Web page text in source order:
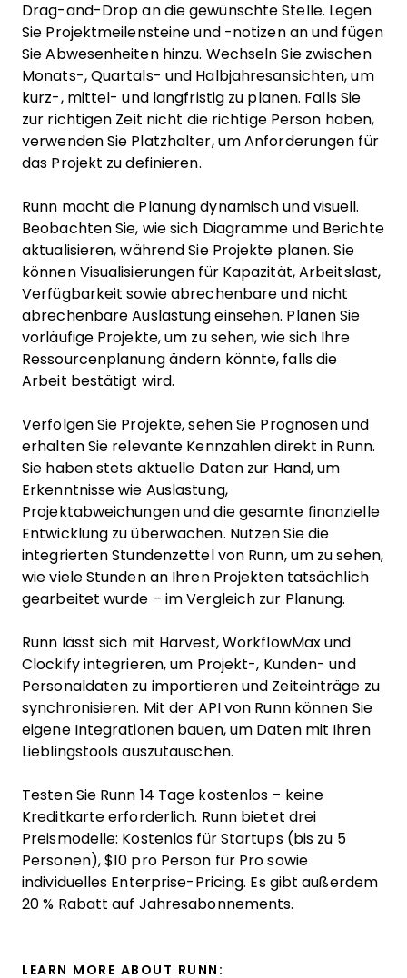
Drag-and-Drop an die gewünschte Stelle. Legen
Sie Projektmeilensteine und -notizen an und fügen
Sie Abwesenheiten hinzu. Wechseln Sie zwischen
Monats-, Quartals- und Halbjahresansichten, um
kurz-, mittel- und langfristig zu planen. Falls Sie
zur richtigen Zeit nicht die richtige Person haben,
verwenden Sie Platzhalter, um Anforderungen für
das Projekt zu definieren.
Runn macht die Planung dynamisch und visuell.
Beobachten Sie, wie sich Diagramme und Berichte
aktualisieren, während Sie Projekte planen. Sie
können Visualisierungen für Kapazität, Arbeitslast,
Verfügbarkeit sowie abrechenbare und nicht
abrechenbare Auslastung einsehen. Planen Sie
vorläufige Projekte, um zu sehen, wie sich Ihre
Ressourcenplanung ändern könnte, falls die
Arbeit bestätigt wird.
Verfolgen Sie Projekte, sehen Sie Prognosen und
erhalten Sie relevante Kennzahlen direkt in Runn.
Sie haben stets aktuelle Daten zur Hand, um
Erkenntnisse wie Auslastung,
Projektabweichungen und die gesamte finanzielle
Entwicklung zu überwachen. Nutzen Sie die
integrierten Stundenzettel von Runn, um zu sehen,
wie viele Stunden an Ihren Projekten tatsächlich
gearbeitet wurde – im Vergleich zur Planung.
Runn lässt sich mit Harvest, WorkflowMax und
Clockify integrieren, um Projekt-, Kunden- und
Personaldaten zu importieren und Zeiteinträge zu
synchronisieren. Mit der API von Runn können Sie
eigene Integrationen bauen, um Daten mit Ihren
Lieblingstools auszutauschen.
Testen Sie Runn 14 Tage kostenlos – keine
Kreditkarte erforderlich. Runn bietet drei
Preismodelle: Kostenlos für Startups (bis zu 5
Personen), $10 pro Person für Pro sowie
individuelles Enterprise-Pricing. Es gibt außerdem
20 % Rabatt auf Jahresabonnements.
LEARN MORE ABOUT RUNN: